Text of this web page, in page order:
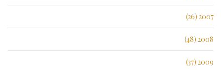
2007 (26)
2008 (48)
2009 (37)